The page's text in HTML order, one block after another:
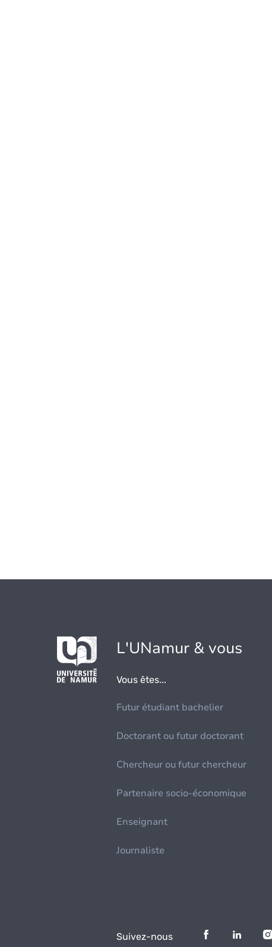
L'UNamur & vous
Vous êtes...
Futur étudiant bachelier
Doctorant ou futur doctorant
Chercheur ou futur chercheur
Partenaire socio-économique
Enseignant
Journaliste
Suivez-nous